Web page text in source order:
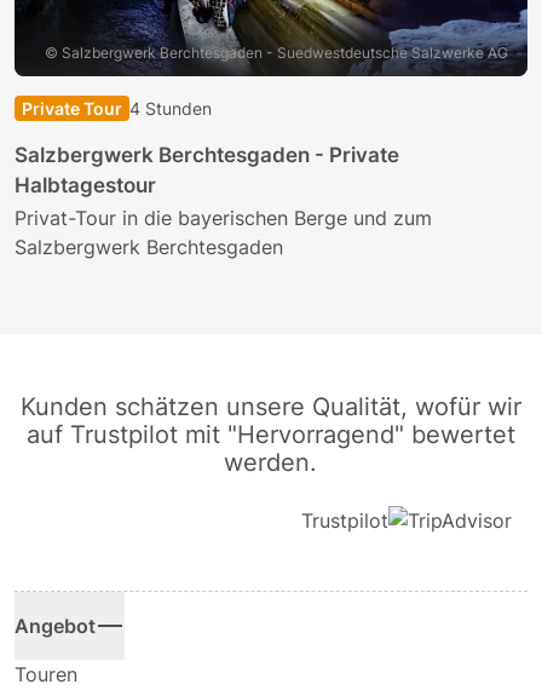
© Salzbergwerk Berchtesgaden - Suedwestdeutsche Salzwerke AG
Private Tour 4 Stunden
Salzbergwerk Berchtesgaden - Private
Halbtagestour
Privat-Tour in die bayerischen Berge und zum
Salzbergwerk Berchtesgaden
Kunden schätzen unsere Qualität, wofür wir
auf Trustpilot mit "Hervorragend" bewertet
werden.
Trustpilot
Angebot
Touren